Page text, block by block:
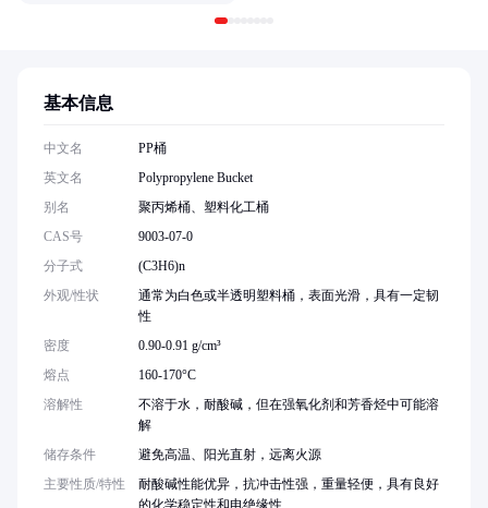
基本信息
中文名
PP桶
英文名
Polypropylene Bucket
别名
聚丙烯桶、塑料化工桶
CAS号
9003-07-0
分子式
(C3H6)n
外观/性状
通常为白色或半透明塑料桶，表面光滑，具有一定韧
性
密度
0.90-0.91 g/cm³
熔点
160-170°C
溶解性
不溶于水，耐酸碱，但在强氧化剂和芳香烃中可能溶
解
储存条件
避免高温、阳光直射，远离火源
主要性质/特性
耐酸碱性能优异，抗冲击性强，重量轻便，具有良好
的化学稳定性和电绝缘性